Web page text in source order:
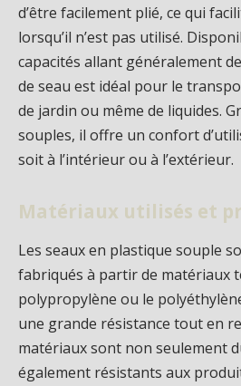
d’être facilement plié, ce qui
lorsqu’il n’est pas utilisé.
capacités allant généralement
de seau est idéal pour le
de jardin ou même de liquides.
souples, il offre un confort
soit à l’intérieur ou à l’extérieur.
Matériaux utilisés et
Les seaux en plastique souple
fabriqués à partir de matériaux
polypropylène ou le
une grande résistance tout en
matériaux sont non seulement
également résistants aux